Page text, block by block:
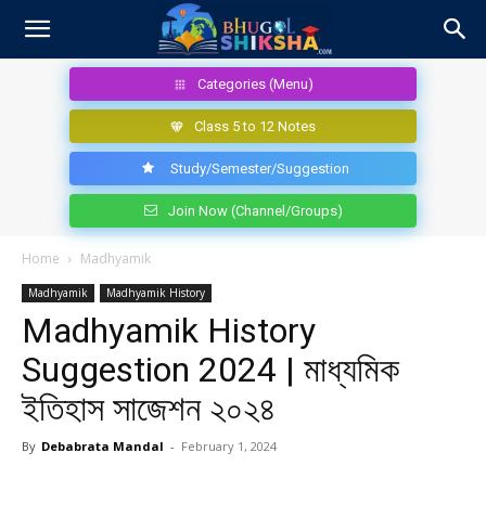
Categories (Menu)
Class 5 to 12 Notes
Study/Semester/Suggestion
Join Now (Channel/Groups)
Home Madhyamik
Madhyamik Madhyamik History
Madhyamik History
Suggestion 2024 | মাধ্যমিক
ইতিহাস সাজেশন ২০২৪
By Debabrata Mandal - February 1, 2024